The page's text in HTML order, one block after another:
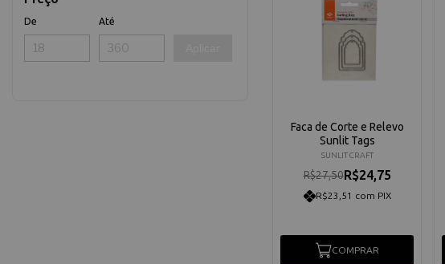
De Até
Faca de Corte e Relevo
Sunlit Tags
SUNLIT CRAFT
R$27,50R$24,75
R$23,51 com PIX
COMPRAR